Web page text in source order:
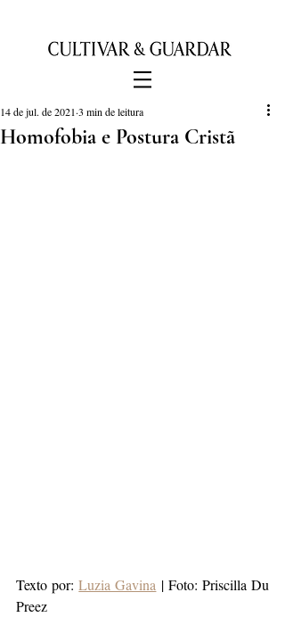
Homofobia e Postura Cristã
14 de jul. de 2021 3 min de leitura
Texto por: Luzia Gavina | Foto: Priscilla Du
Preez